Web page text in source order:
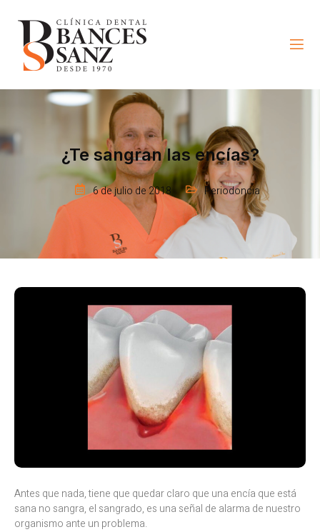
¿Te sangran las encías?
6 de julio de 2018 Periodoncia
Antes que nada, tiene que quedar claro que una encía que está
sana no sangra, el sangrado, es una señal de alarma de nuestro
organismo ante un problema.